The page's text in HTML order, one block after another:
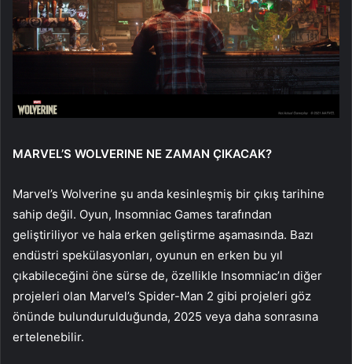
MARVEL’S WOLVERINE NE ZAMAN ÇIKACAK?
Marvel’s Wolverine şu anda kesinleşmiş bir çıkış tarihine
sahip değil. Oyun, Insomniac Games tarafından
geliştiriliyor ve hala erken geliştirme aşamasında. Bazı
endüstri spekülasyonları, oyunun en erken bu yıl
çıkabileceğini öne sürse de, özellikle Insomniac’ın diğer
projeleri olan Marvel’s Spider-Man 2 gibi projeleri göz
önünde bulundurulduğunda, 2025 veya daha sonrasına
ertelenebilir.